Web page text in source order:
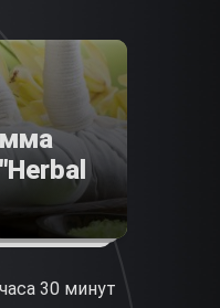
30 минут